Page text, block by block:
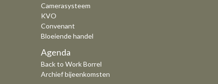
Camerasysteem
KVO
Convenant
Bloeiende handel
Agenda
Back to Work Borrel
Archief bijeenkomsten